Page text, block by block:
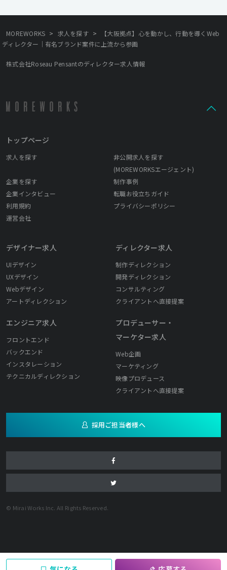
MOREWORKS > 求人を探す >
【大阪拠点】心を動かし、行動を導くWeb
ディレクター｜有名ブランド案件に上流から参画
株式会社Roseau Pensantのディレクター求人情報
トップページ
求人を探す
非公開求人を探す
(MOREWORKSエージェント)
企業を探す
制作事例
企業インタビュー
転職お役立ちガイド
利用規約
プライバシーポリシー
運営会社
デザイナー求人
UIデザイン
UXデザイン
Webデザイン
アートディレクション
エンジニア求人
フロントエンド
バックエンド
インスタレーション
テクニカルディレクション
ディレクター求人
制作ディレクション
開発ディレクション
コンサルティング
クライアントへ直接提案
プロデューサー・
マーケター求人
Web企画
マーケティング
映像プロデュース
クライアントへ直接提案
採用ご担当者様へ
© Mirai Works Inc. All Rights Reserved.